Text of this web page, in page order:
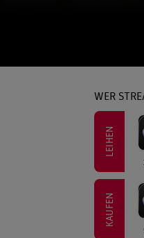
WER
LEIHEN
KAUFEN